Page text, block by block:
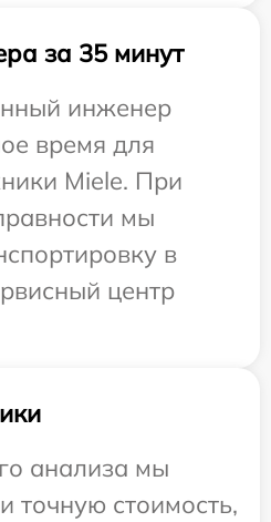
за 35 минут
инженер
время для
Miele. При
мы
в
центр
анализа мы
точную стоимость,